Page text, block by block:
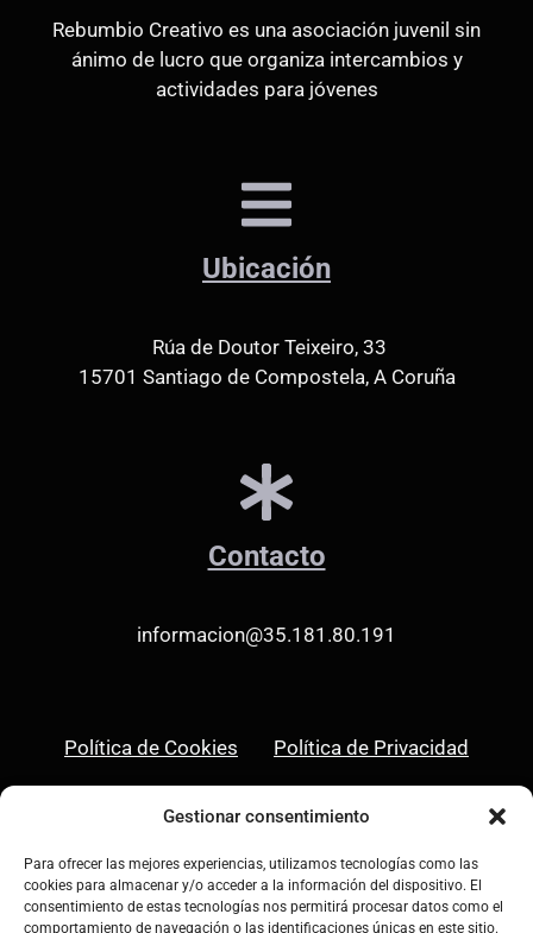
Gestionar consentimiento
Para ofrecer las mejores experiencias, utilizamos tecnologías como las
cookies para almacenar y/o acceder a la información del dispositivo. El
consentimiento de estas tecnologías nos permitirá procesar datos como el
comportamiento de navegación o las identificaciones únicas en este sitio.
Rebumbio Creativo es una asociación juvenil sin
ánimo de lucro que organiza intercambios y
actividades para jóvenes
Ubicación
Rúa de Doutor Teixeiro, 33
15701 Santiago de Compostela, A Coruña
Contacto
informacion@35.181.80.191
Política de Cookies Política de Privacidad